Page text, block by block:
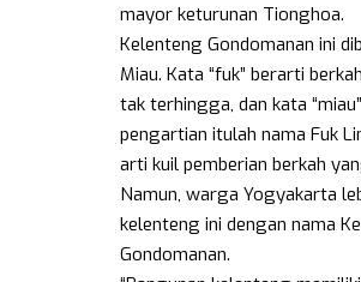
mayor keturunan Tionghoa.
Kelenteng Gondomanan ini
Miau. Kata “fuk” berarti
tak terhingga, dan kata
pengartian itulah nama Fuk
arti kuil pemberian berkah
Namun, warga Yogyakarta
kelenteng ini dengan nama
Gondomanan.